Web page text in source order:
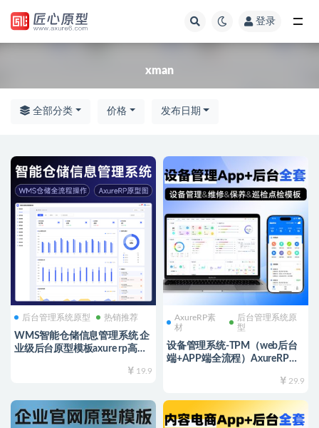
登录
xman
全部分类 价格 发布日期
后台管理系统原型 热销推荐
WMS智能仓储信息管理系统 企
业级后台原型模板axure rp高保
19.9
AxureRP素
材
后台管理系统原
型
设备管理系统-TPM（web后台
端+APP端全流程）AxureRP高
29.9